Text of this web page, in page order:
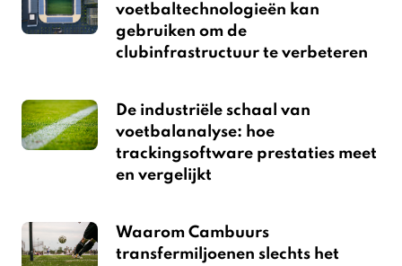
voetbaltechnologieën kan
gebruiken om de
clubinfrastructuur te verbeteren
De industriële schaal van
voetbalanalyse: hoe
trackingsoftware prestaties meet
en vergelijkt
Waarom Cambuurs
transfermiljoenen slechts het